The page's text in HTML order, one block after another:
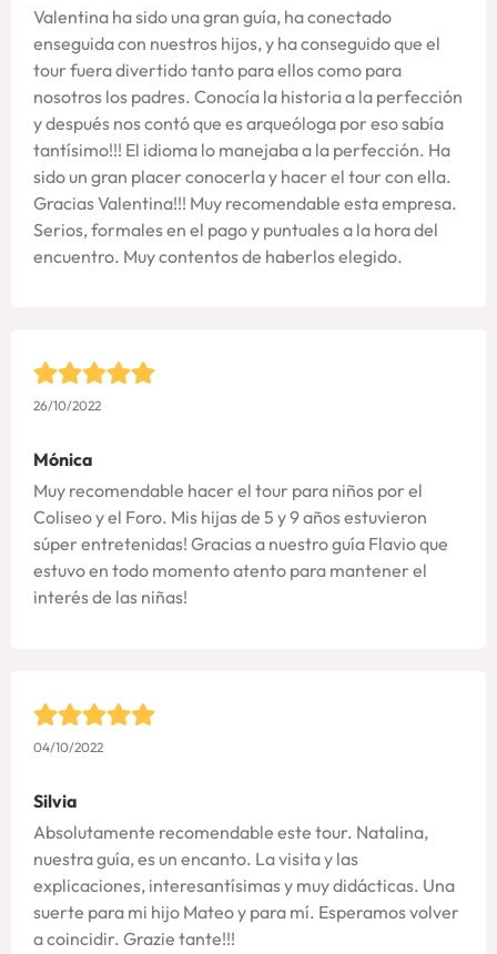
Valentina ha sido una gran guía, ha conectado
enseguida con nuestros hijos, y ha conseguido que el
tour fuera divertido tanto para ellos como para
nosotros los padres. Conocía la historia a la perfección
y después nos contó que es arqueóloga por eso sabía
tantísimo!!! El idioma lo manejaba a la perfección. Ha
sido un gran placer conocerla y hacer el tour con ella.
Gracias Valentina!!! Muy recomendable esta empresa.
Serios, formales en el pago y puntuales a la hora del
encuentro. Muy contentos de haberlos elegido.
26/10/2022
Mónica
Muy recomendable hacer el tour para niños por el
Coliseo y el Foro. Mis hijas de 5 y 9 años estuvieron
súper entretenidas! Gracias a nuestro guía Flavio que
estuvo en todo momento atento para mantener el
interés de las niñas!
04/10/2022
Silvia
Absolutamente recomendable este tour. Natalina,
nuestra guía, es un encanto. La visita y las
explicaciones, interesantísimas y muy didácticas. Una
suerte para mi hijo Mateo y para mí. Esperamos volver
a coincidir. Grazie tante!!!